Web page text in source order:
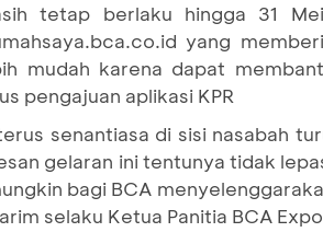
tetap berlaku hingga 31
yang
mudah karena dapat
pengajuan aplikasi KPR
senantiasa di sisi nasabah
gelaran ini tentunya tidak
bagi BCA
selaku Ketua Panitia BCA